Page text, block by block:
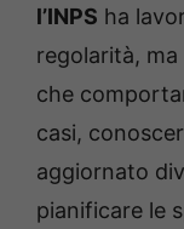
l’INPS ha
regolarità,
che
casi,
aggiornato
pianificare le